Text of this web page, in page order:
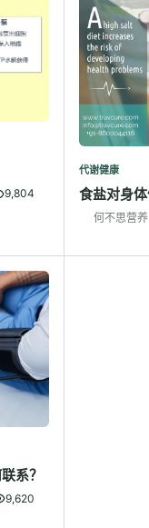
9,804
代谢健康
食盐对身
何不思营养
系？
9,620